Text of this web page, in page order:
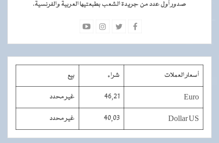
صدور أول عدد من جريدة الشعب بطبعتيها العربية والفرنسية.
أسعار العملات شراء بيع
Euro
46,21 غير محدد
Dollar US
40,03 غير محدد